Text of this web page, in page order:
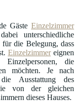
Gäste Einzelzimmer
unterschiedliche
die Belegung, dass
Einzelzimmereignen
die
möchten. Je nach
Ausstattung des
von der gleichen
dieses Hauses.